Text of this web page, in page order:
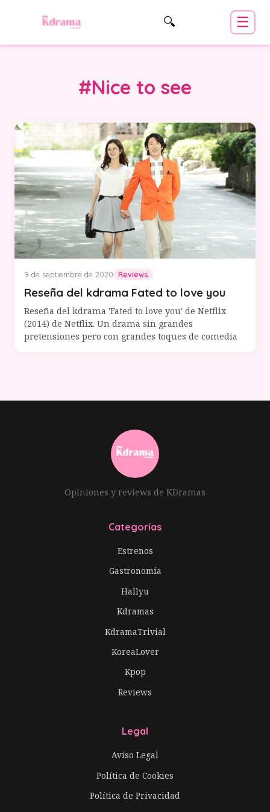
🔍 ☰
#Nice to see
9 de septiembre de 2020 Reviews
Reseña del kdrama Fated to love you
Reseña del kdrama 'Fated to love you' de Netflix
(2014) de Netflix. Un drama sin grandes
pretensiones pero con grandes toques de comedia
Opiniones y reviews de KDramas
Categorías
Estrenos
Gastronomía
Hallyu
Kdramas
KdramaTrivial
KoreaLover
Kpop
Reviews
Legal
Aviso Legal
Política de Cookies
Política de Privacidad